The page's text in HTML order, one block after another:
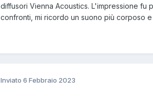
diffusori Vienna Acoustics. L'impressione fu
confronti, mi ricordo un suono più corposo
Inviato 6 Febbraio 2023